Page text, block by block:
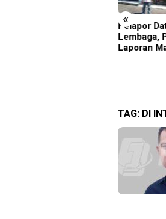
«
Pelapor
Lembaga,
Laporan
TAG: DI